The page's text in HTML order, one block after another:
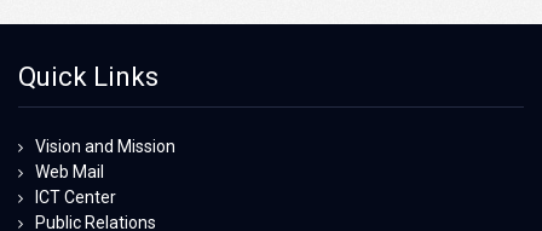
Quick Links
Vision and Mission
Web Mail
ICT Center
Public Relations